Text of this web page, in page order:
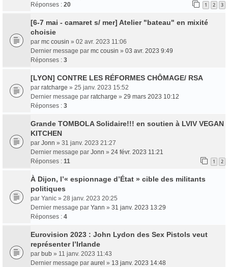
Réponses : 20 1 2 3
[6-7 mai - camaret s/ mer] Atelier "bateau" en mixité
choisie
par mc cousin » 02 avr. 2023 11:06
Dernier message par mc cousin » 03 avr. 2023 9:49
Réponses : 3
[LYON] CONTRE LES RÉFORMES CHÔMAGE/ RSA
par ratcharge » 25 janv. 2023 15:52
Dernier message par ratcharge » 29 mars 2023 10:12
Réponses : 3
Grande TOMBOLA Solidaire!!! en soutien à LVIV VEGAN
KITCHEN
par Jonn » 31 janv. 2023 21:27
Dernier message par Jonn » 24 févr. 2023 11:21
Réponses : 11 1 2
À Dijon, l’« espionnage d’État » cible des militants
politiques
par Yanic » 28 janv. 2023 20:25
Dernier message par Yann » 31 janv. 2023 13:29
Réponses : 4
Eurovision 2023 : John Lydon des Sex Pistols veut
représenter l’Irlande
par bub » 11 janv. 2023 11:43
Dernier message par aurel » 13 janv. 2023 14:48